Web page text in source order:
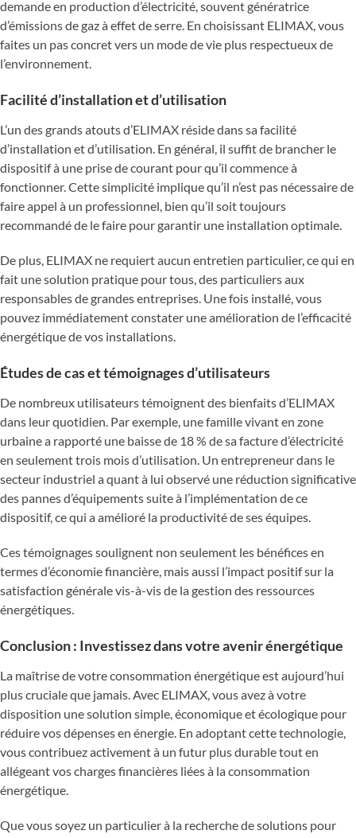
demande en production d’électricité, souvent génératrice
d’émissions de gaz à effet de serre. En choisissant ELIMAX, vous
faites un pas concret vers un mode de vie plus respectueux de
l’environnement.
Facilité d’installation et d’utilisation
L’un des grands atouts d’ELIMAX réside dans sa facilité
d’installation et d’utilisation. En général, il suffit de brancher le
dispositif à une prise de courant pour qu’il commence à
fonctionner. Cette simplicité implique qu’il n’est pas nécessaire de
faire appel à un professionnel, bien qu’il soit toujours
recommandé de le faire pour garantir une installation optimale.
De plus, ELIMAX ne requiert aucun entretien particulier, ce qui en
fait une solution pratique pour tous, des particuliers aux
responsables de grandes entreprises. Une fois installé, vous
pouvez immédiatement constater une amélioration de l’efficacité
énergétique de vos installations.
Études de cas et témoignages d’utilisateurs
De nombreux utilisateurs témoignent des bienfaits d’ELIMAX
dans leur quotidien. Par exemple, une famille vivant en zone
urbaine a rapporté une baisse de 18 % de sa facture d’électricité
en seulement trois mois d’utilisation. Un entrepreneur dans le
secteur industriel a quant à lui observé une réduction significative
des pannes d’équipements suite à l’implémentation de ce
dispositif, ce qui a amélioré la productivité de ses équipes.
Ces témoignages soulignent non seulement les bénéfices en
termes d’économie financière, mais aussi l’impact positif sur la
satisfaction générale vis-à-vis de la gestion des ressources
énergétiques.
Conclusion : Investissez dans votre avenir énergétique
La maîtrise de votre consommation énergétique est aujourd’hui
plus cruciale que jamais. Avec ELIMAX, vous avez à votre
disposition une solution simple, économique et écologique pour
réduire vos dépenses en énergie. En adoptant cette technologie,
vous contribuez activement à un futur plus durable tout en
allégeant vos charges financières liées à la consommation
énergétique.
Que vous soyez un particulier à la recherche de solutions pour